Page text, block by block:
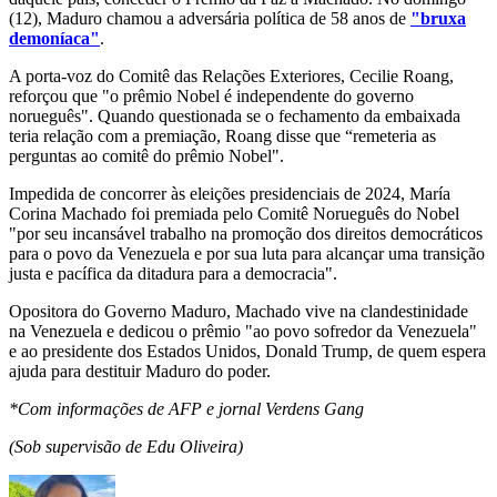
(12), Maduro chamou a adversária política de 58 anos de "bruxa
demoníaca".
A porta-voz do Comitê das Relações Exteriores, Cecilie Roang,
reforçou que "o prêmio Nobel é independente do governo
norueguês". Quando questionada se o fechamento da embaixada
teria relação com a premiação, Roang disse que “remeteria as
perguntas ao comitê do prêmio Nobel".
Impedida de concorrer às eleições presidenciais de 2024, María
Corina Machado foi premiada pelo Comitê Norueguês do Nobel
"por seu incansável trabalho na promoção dos direitos democráticos
para o povo da Venezuela e por sua luta para alcançar uma transição
justa e pacífica da ditadura para a democracia".
Opositora do Governo Maduro, Machado vive na clandestinidade
na Venezuela e dedicou o prêmio "ao povo sofredor da Venezuela"
e ao presidente dos Estados Unidos, Donald Trump, de quem espera
ajuda para destituir Maduro do poder.
*Com informações de AFP e jornal Verdens Gang
(Sob supervisão de Edu Oliveira)